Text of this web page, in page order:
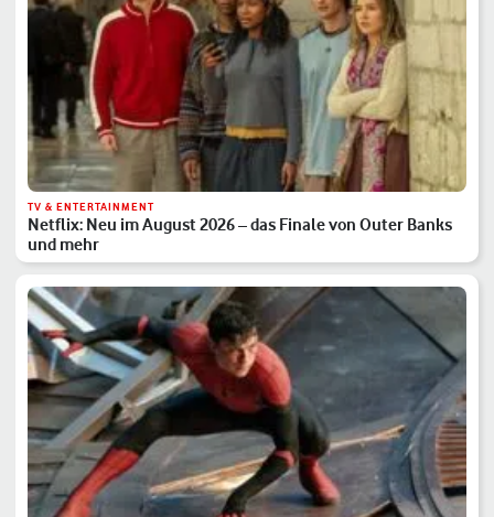
TV & ENTERTAINMENT
Netflix: Neu im August 2026 – das Finale von Outer Banks
und mehr